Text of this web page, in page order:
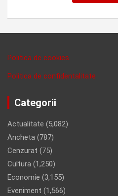
Politica de cookies
Politica de confidentalitate
Categorii
Actualitate (5,082)
Ancheta (787)
Cenzurat (75)
Cultura (1,250)
Economie (3,155)
Eveniment (1,566)